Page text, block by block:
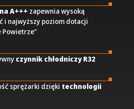
A+++ zapewnia wysoką
i najwyższy poziom dotacji
Powietrze”
czynnik chłodniczy R32
sprężarki dzięki technologii